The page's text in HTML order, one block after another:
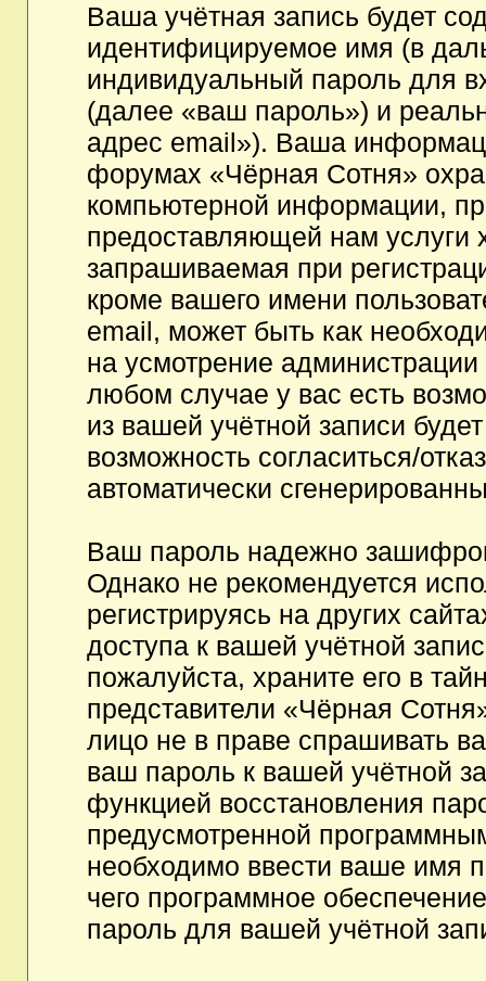
Ваша учётная запись будет
идентифицируемое имя (в
индивидуальный пароль для
(далее «ваш пароль») и
адрес email»). Ваша
форумах «Чёрная Сотня»
компьютерной информации,
предоставляющей нам услуги
запрашиваемая при
кроме вашего имени
email, может быть как
на усмотрение
любом случае у вас есть
из вашей учётной записи
возможность согласиться/
автоматически
Ваш пароль надежно
Однако не рекомендуется
регистрируясь на других
доступа к вашей учётной
пожалуйста, храните его в
представители «Чёрная
лицо не в праве спрашивать
ваш пароль к вашей учётной
функцией восстановления
предусмотренной
необходимо ввести ваше имя
чего программное
пароль для вашей учётной